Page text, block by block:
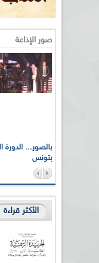
صور الإذاعة
بتونس
الأكثر قراءة